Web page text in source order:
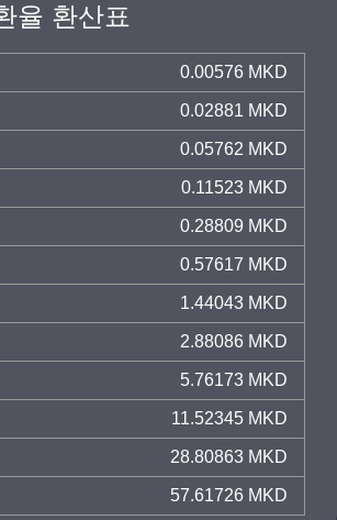
율 환산표
0.00576 MKD
0.02881 MKD
0.05762 MKD
0.11523 MKD
0.28809 MKD
0.57617 MKD
1.44043 MKD
2.88086 MKD
5.76173 MKD
11.52345 MKD
28.80863 MKD
57.61726 MKD